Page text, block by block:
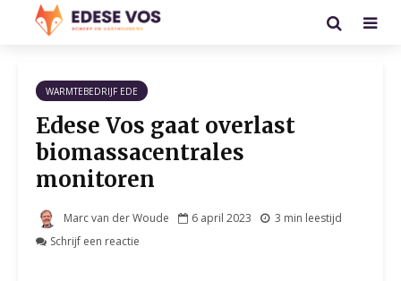
WARMTEBEDRIJF EDE
Edese Vos gaat overlast
biomassacentrales
monitoren
Marc van der Woude 6 april 2023
3 min leestijd
Schrijf een reactie